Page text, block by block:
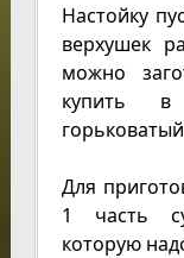
Настойку
верхушек
можно
купить в
Для
1 часть
которую